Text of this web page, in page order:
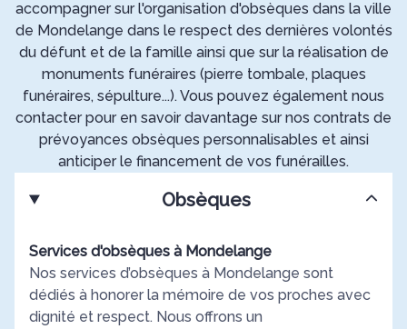
accompagner sur l'organisation d'obsèques dans la ville
de Mondelange dans le respect des dernières volontés
du défunt et de la famille ainsi que sur la réalisation de
monuments funéraires (pierre tombale, plaques
funéraires, sépulture...). Vous pouvez également nous
contacter pour en savoir davantage sur nos contrats de
prévoyances obsèques personnalisables et ainsi
anticiper le financement de vos funérailles.
Obsèques
Services d'obsèques à Mondelange
Nos services d’obsèques à Mondelange sont
dédiés à honorer la mémoire de vos proches avec
dignité et respect. Nous offrons un